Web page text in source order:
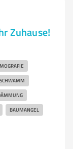
Zuhause!
BAUMANGEL